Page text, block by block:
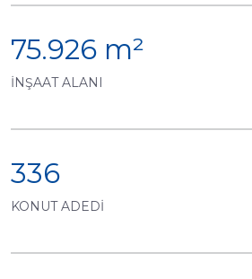
75.926 m²
İNŞAAT ALANI
336
KONUT ADEDİ